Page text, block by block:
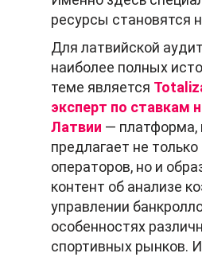
ресурсы становятся
Для латвийской
наиболее полных
теме является
эксперт по ставкам
Латвии — платформа,
предлагает не
операторов, но и
контент об анализе
управлении
особенностях
спортивных рынков.